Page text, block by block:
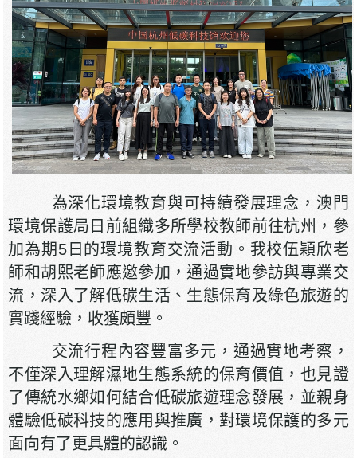
為深化環境教育與可持續發展理念，澳門
環境保護局日前組織多所學校教師前往杭州，參
加為期5日的環境教育交流活動。我校伍穎欣老
師和胡熙老師應邀參加，通過實地參訪與專業交
流，深入了解低碳生活、生態保育及綠色旅遊的
實踐經驗，收獲頗豐。
交流行程內容豐富多元，通過實地考察，
不僅深入理解濕地生態系統的保育價值，也見證
了傳統水鄉如何結合低碳旅遊理念發展，並親身
體驗低碳科技的應用與推廣，對環境保護的多元
面向有了更具體的認識。